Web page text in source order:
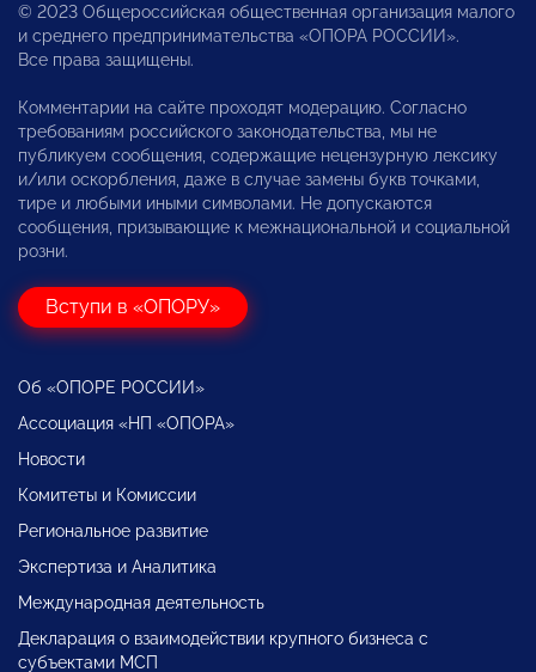
© 2023 Общероссийская общественная организация малого
и среднего предпринимательства «ОПОРА РОССИИ».
Все права защищены.
Комментарии на сайте проходят модерацию. Согласно
требованиям российского законодательства, мы не
публикуем сообщения, содержащие нецензурную лексику
и/или оскорбления, даже в случае замены букв точками,
тире и любыми иными символами. Не допускаются
сообщения, призывающие к межнациональной и социальной
розни.
Вступи в «ОПОРУ»
Об «ОПОРЕ РОССИИ»
Ассоциация «НП «ОПОРА»
Новости
Комитеты и Комиссии
Региональное развитие
Экспертиза и Аналитика
Международная деятельность
Декларация о взаимодействии крупного бизнеса с
субъектами МСП